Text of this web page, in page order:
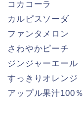
コカコーラ
カルピスソーダ
ファンタメロン
さわやかピーチ
ジンジャーエール
すっきりオレンジ
アップル果汁100％